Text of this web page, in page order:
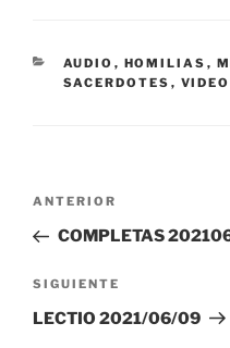
CATEGORÍAS
AUDIO , HOMILIAS ,
SACERDOTES , VIDEO
Navegación
entradas
Entrada
anterior:
ANTERIOR
COMPLETAS
Siguiente
entrada
SIGUIENTE
LECTIO 2021/06/09